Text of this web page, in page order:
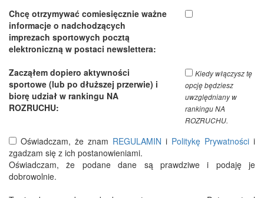
Chcę otrzymywać comiesięcznie ważne
informacje o nadchodzących
imprezach sportowych pocztą
elektroniczną w postaci newslettera:
Zacząłem dopiero aktywności
sportowe (lub po dłuższej przerwie) i
biorę udział w rankingu NA
ROZRUCHU:
Kiedy włączysz tę
opcję będziesz
uwzględniany w
rankingu NA
ROZRUCHU.
Oświadczam, że znam REGULAMIN i Politykę Prywatności i
zgadzam się z ich postanowieniami.
Oświadczam, że podane dane są prawdziwe i podaję je
dobrowolnie.